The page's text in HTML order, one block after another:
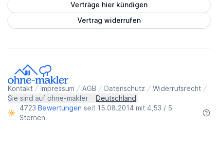
Verträge hier kündigen
Vertrag widerrufen
Kontakt Impressum AGB Datenschutz
Widerrufsrecht
Sie sind auf ohne-makler
Deutschland
4723 Bewertungen seit 15.08.2014 mit 4,53 / 5
Sternen